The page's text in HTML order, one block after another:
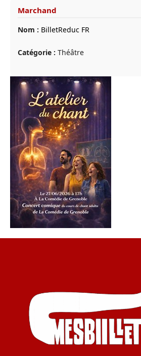
Marchand
Nom : BilletReduc FR
Catégorie : Théâtre